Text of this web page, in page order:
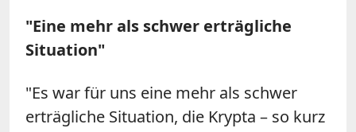
"Eine mehr als schwer erträgliche
Situation"
"Es war für uns eine mehr als schwer
erträgliche Situation, die Krypta – so kurz